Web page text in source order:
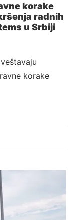
korake
radnih
u Srbiji
korake